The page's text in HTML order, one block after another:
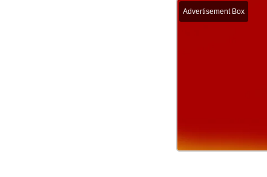
Advertisement Box